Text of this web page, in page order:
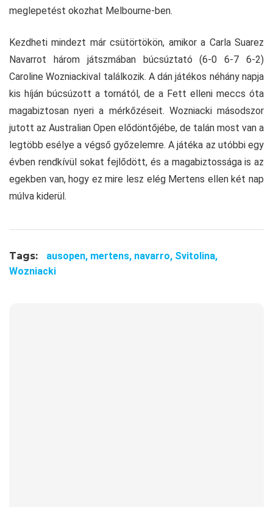
meglepetést okozhat Melbourne-ben.
Kezdheti mindezt már csütörtökön, amikor a Carla Suarez
Navarrot három játszmában búcsúztató (6-0 6-7 6-2)
Caroline Wozniackival találkozik. A dán játékos néhány napja
kis híján búcsúzott a tornától, de a Fett elleni meccs óta
magabiztosan nyeri a mérkőzéseit. Wozniacki másodszor
jutott az Australian Open elődöntőjébe, de talán most van a
legtöbb esélye a végső győzelemre. A játéka az utóbbi egy
évben rendkívül sokat fejlődött, és a magabiztossága is az
egekben van, hogy ez mire lesz elég Mertens ellen két nap
múlva kiderül.
Tags: ausopen, mertens, navarro, Svitolina,
Wozniacki